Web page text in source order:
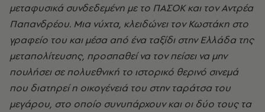
μεταφυσικά συνδεδεμένη με το ΠΑΣΟΚ και τον Αντρέα
Παπανδρέου. Μια νύχτα, κλειδώνει τον Κωστάκη στο
γραφείο του και μέσα από ένα ταξίδι στην Ελλάδα της
μεταπολίτευσης, προσπαθεί να τον πείσει να μην
πουλήσει σε πολυεθνική το ιστορικό θερινό σινεμά
που διατηρεί η οικογένειά του στην ταράτσα του
μεγάρου, στο οποίο συνυπάρχουν και οι δύο τους τα